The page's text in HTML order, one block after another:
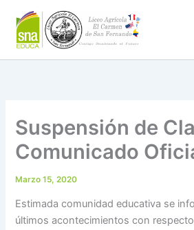
contenido
Suspensión de
Comunicado
Marzo 15, 2020
Estimada comunidad educativa se
últimos acontecimientos con